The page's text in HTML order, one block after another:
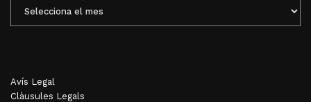
MENSUALS
Avís Legal
Clàusules Legals